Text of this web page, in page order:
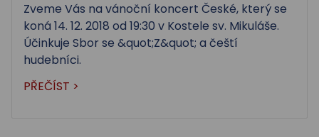
Zveme Vás na vánoční koncert České, který se
koná 14. 12. 2018 od 19:30 v Kostele sv. Mikuláše.
Účinkuje Sbor se &quot;Z&quot; a čeští
hudebníci.
PŘEČÍST